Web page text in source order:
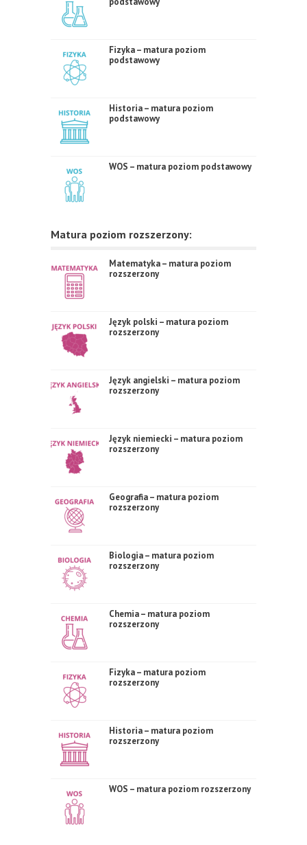
Fizyka – matura poziom
podstawowy
Historia – matura poziom
podstawowy
WOS – matura poziom podstawowy
Matura poziom rozszerzony:
Matematyka – matura poziom
rozszerzony
Język polski – matura poziom
rozszerzony
Język angielski – matura poziom
rozszerzony
Język niemiecki – matura poziom
rozszerzony
Geografia – matura poziom
rozszerzony
Biologia – matura poziom
rozszerzony
Chemia – matura poziom
rozszerzony
Fizyka – matura poziom
rozszerzony
Historia – matura poziom
rozszerzony
WOS – matura poziom rozszerzony